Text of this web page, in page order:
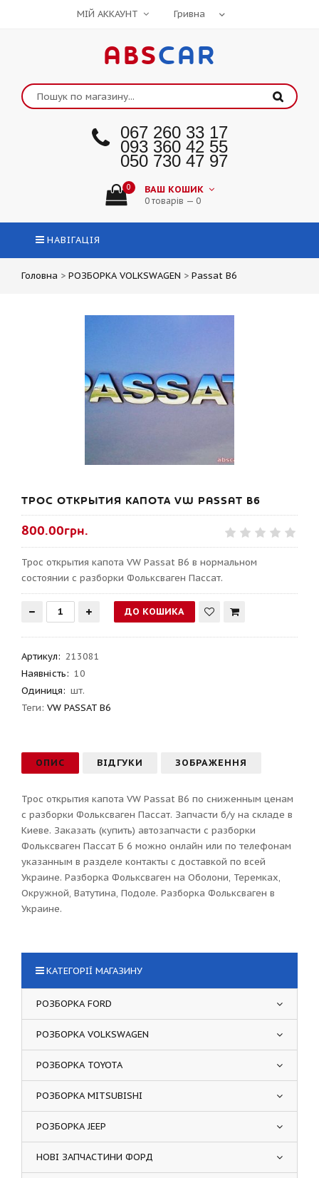
МІЙ АККАУНТ
ABSCAR
067 260 33 17
093 360 42 55
050 730 47 97
0 ВАШ КОШИК
0 товарів — 0
НАВІГАЦІЯ
Головна > РОЗБОРКА VOLKSWAGEN > Passat B6
ТРОС ОТКРЫТИЯ КАПОТА VW PASSAT B6
800.00грн.
Трос открытия капота VW Passat B6 в нормальном
состоянии с разборки Фольксваген Пассат.
Артикул: 213081
Наявність: 10
Одиниця: шт.
Теги: VW PASSAT B6
ОПИС ВІДГУКИ ЗОБРАЖЕННЯ
Трос открытия капота VW Passat B6 по сниженным ценам
с разборки Фольксваген Пассат. Запчасти б/у на складе в
Киеве. Заказать (купить) автозапчасти с разборки
Фольксваген Пассат Б 6 можно онлайн или по телефонам
указанным в разделе контакты с доставкой по всей
Украине. Разборка Фольксваген на Оболони, Теремках,
Окружной, Ватутина, Подоле. Разборка Фольксваген в
Украине.
КАТЕГОРІЇ МАГАЗИНУ
РОЗБОРКА FORD
РОЗБОРКА VOLKSWAGEN
РОЗБОРКА TOYOTA
РОЗБОРКА MITSUBISHI
РОЗБОРКА JEEP
НОВІ ЗАПЧАСТИНИ ФОРД